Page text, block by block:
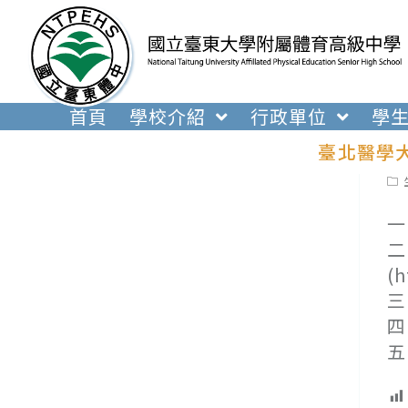
內
首頁 學校介紹 行政單位 學
臺北醫學